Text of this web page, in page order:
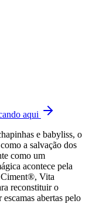
aqui
e babyliss, o
a salvação dos
como um
acontece pela
Ciment®, Vita
reconstituir o
abertas pelo